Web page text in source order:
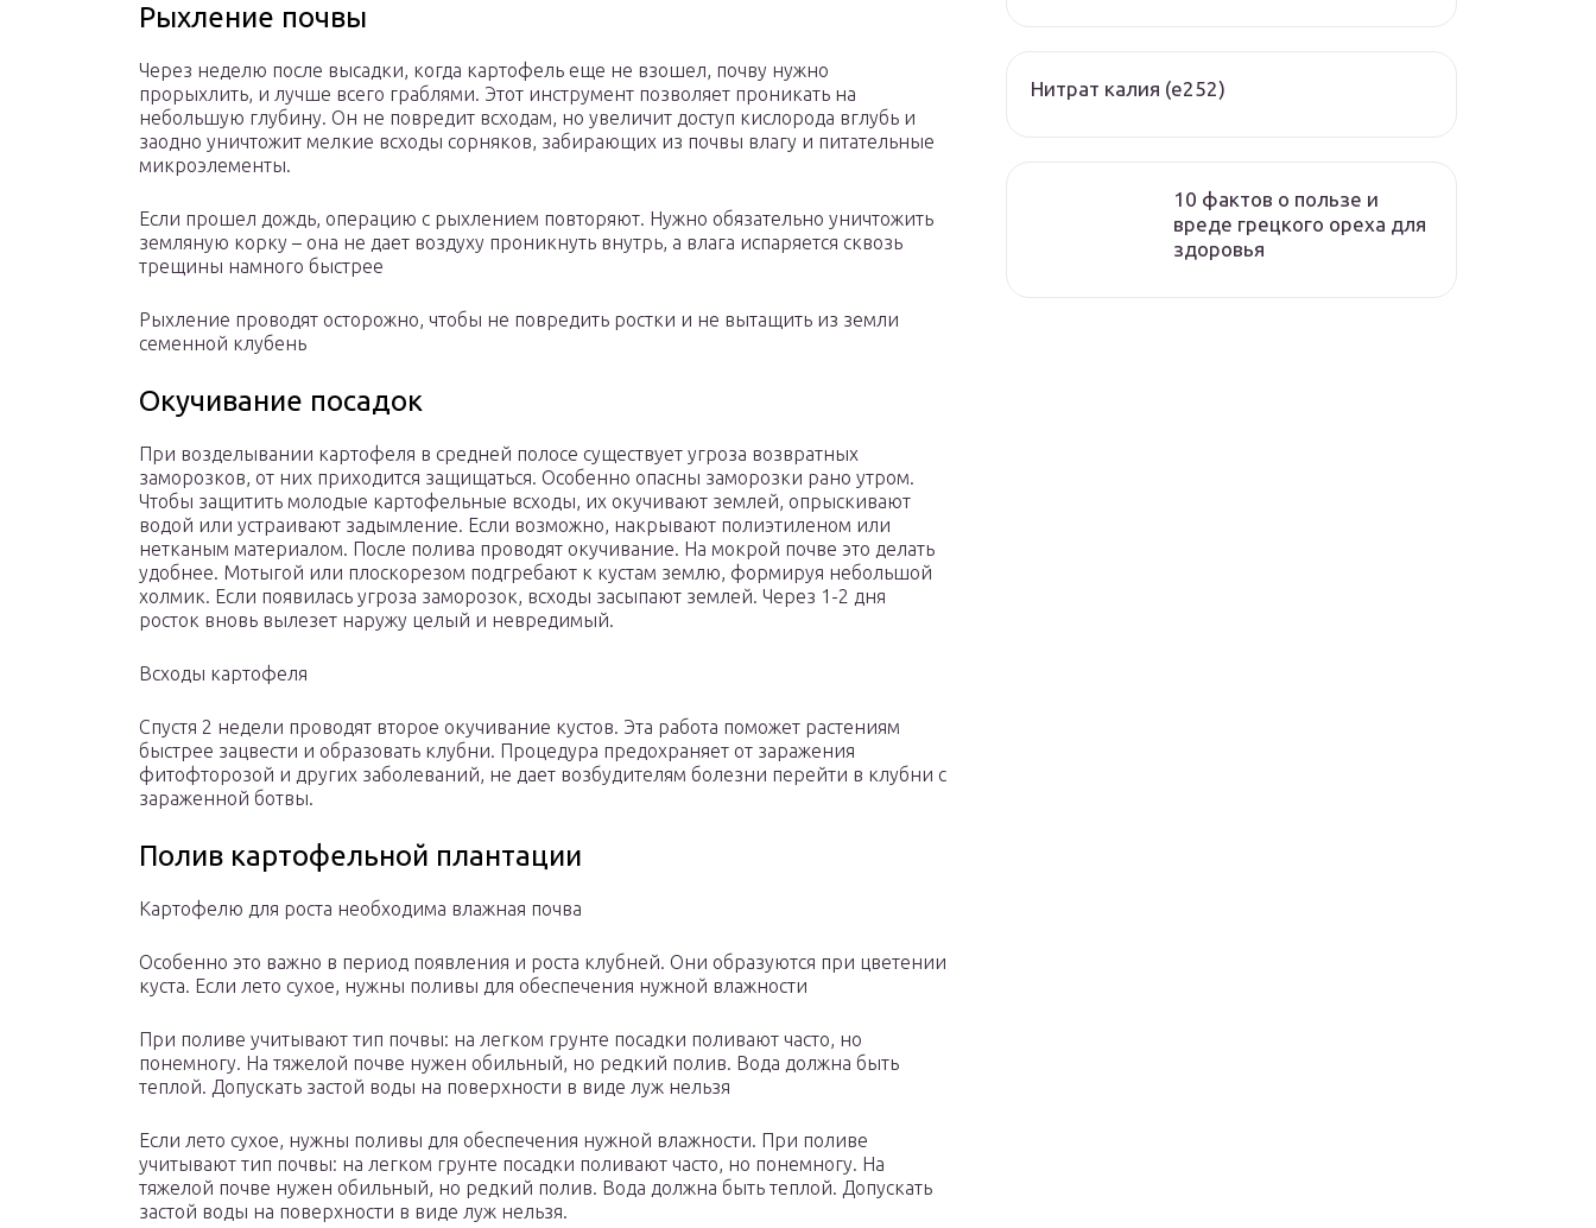
Рыхление почвы
Через неделю после высадки, когда картофель еще не взошел, почву нужно
прорыхлить, и лучше всего граблями. Этот инструмент позволяет проникать на
небольшую глубину. Он не повредит всходам, но увеличит доступ кислорода вглубь и
заодно уничтожит мелкие всходы сорняков, забирающих из почвы влагу и питательные
микроэлементы.
Если прошел дождь, операцию с рыхлением повторяют. Нужно обязательно уничтожить
земляную корку – она не дает воздуху проникнуть внутрь, а влага испаряется сквозь
трещины намного быстрее
Рыхление проводят осторожно, чтобы не повредить ростки и не вытащить из земли
семенной клубень
Окучивание посадок
При возделывании картофеля в средней полосе существует угроза возвратных
заморозков, от них приходится защищаться. Особенно опасны заморозки рано утром.
Чтобы защитить молодые картофельные всходы, их окучивают землей, опрыскивают
водой или устраивают задымление. Если возможно, накрывают полиэтиленом или
нетканым материалом. После полива проводят окучивание. На мокрой почве это делать
удобнее. Мотыгой или плоскорезом подгребают к кустам землю, формируя небольшой
холмик. Если появилась угроза заморозок, всходы засыпают землей. Через 1-2 дня
росток вновь вылезет наружу целый и невредимый.
Всходы картофеля
Спустя 2 недели проводят второе окучивание кустов. Эта работа поможет растениям
быстрее зацвести и образовать клубни. Процедура предохраняет от заражения
фитофторозой и других заболеваний, не дает возбудителям болезни перейти в клубни с
зараженной ботвы.
Полив картофельной плантации
Картофелю для роста необходима влажная почва
Особенно это важно в период появления и роста клубней. Они образуются при цветении
куста. Если лето сухое, нужны поливы для обеспечения нужной влажности
При поливе учитывают тип почвы: на легком грунте посадки поливают часто, но
понемногу. На тяжелой почве нужен обильный, но редкий полив. Вода должна быть
теплой. Допускать застой воды на поверхности в виде луж нельзя
Если лето сухое, нужны поливы для обеспечения нужной влажности. При поливе
учитывают тип почвы: на легком грунте посадки поливают часто, но понемногу. На
тяжелой почве нужен обильный, но редкий полив. Вода должна быть теплой. Допускать
застой воды на поверхности в виде луж нельзя.
Нитрат калия (е252)
10 фактов о пользе и
вреде грецкого ореха для
здоровья